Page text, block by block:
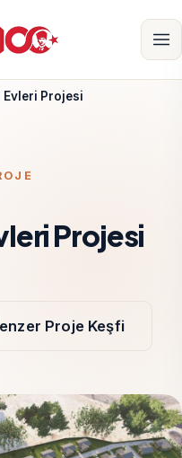
Evleri Projesi
Projesi
Proje Keşfi